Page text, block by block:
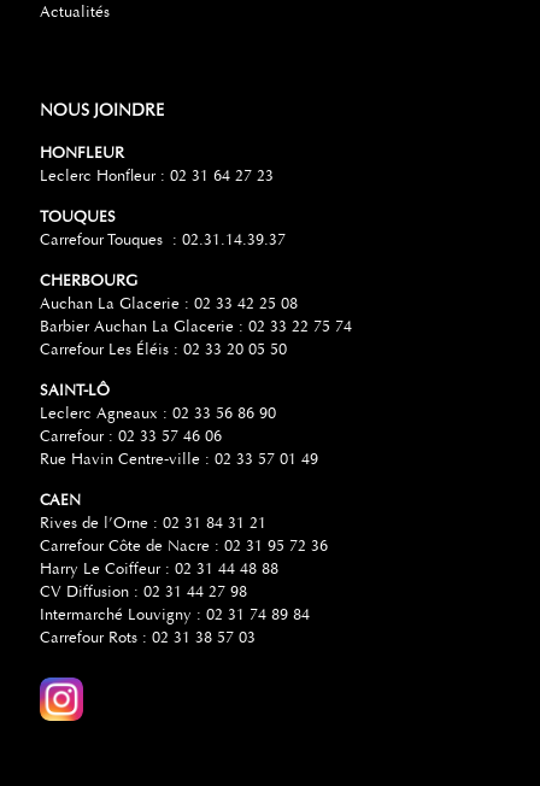
Actualités
NOUS JOINDRE
HONFLEUR
Leclerc Honfleur : 02 31 64 27 23
TOUQUES
Carrefour Touques : 02.31.14.39.37
CHERBOURG
Auchan La Glacerie : 02 33 42 25 08
Barbier Auchan La Glacerie : 02 33 22 75 74
Carrefour Les Éléis : 02 33 20 05 50
SAINT-LÔ
Leclerc Agneaux : 02 33 56 86 90
Carrefour : 02 33 57 46 06
Rue Havin Centre-ville : 02 33 57 01 49
CAEN
Rives de l’Orne : 02 31 84 31 21
Carrefour Côte de Nacre : 02 31 95 72 36
Harry Le Coiffeur : 02 31 44 48 88
CV Diffusion : 02 31 44 27 98
Intermarché Louvigny : 02 31 74 89 84
Carrefour Rots : 02 31 38 57 03